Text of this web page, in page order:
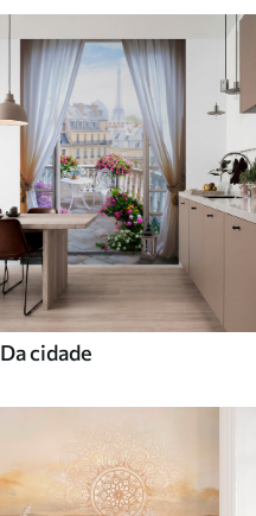
Da cidade